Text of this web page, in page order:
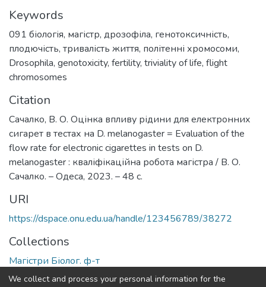
Keywords
091 біологія, магістр, дрозофіла, генотоксичність,
плодючість, тривалість життя, політенні хромосоми,
Drosophila, genotoxicity, fertility, triviality of life, flight
chromosomes
Citation
Сачалко, В. О. Оцінка впливу рідини для електронних
сигарет в тестах на D. melanogaster = Evaluation of the
flow rate for electronic cigarettes in tests on D.
melanogaster : кваліфікаційна робота магістра / В. О.
Сачалко. – Одеса, 2023. – 48 с.
URI
https://dspace.onu.edu.ua/handle/123456789/38272
Collections
Магістри Біолог. ф-т
We collect and process your personal information for the